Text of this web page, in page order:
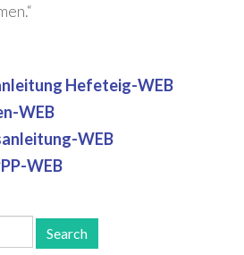
Hefeteig-WEB
WEB
WEB
WEB